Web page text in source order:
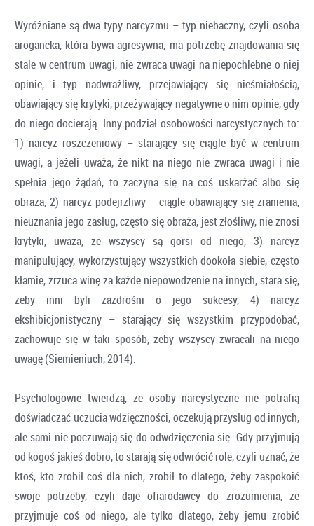
Wyróżniane są dwa typy narcyzmu – typ niebaczny, czyli osoba
arogancka, która bywa agresywna, ma potrzebę znajdowania się
stale w centrum uwagi, nie zwraca uwagi na niepochlebne o niej
opinie, i typ nadwrażliwy, przejawiający się nieśmiałością,
obawiający się krytyki, przeżywający negatywne o nim opinie, gdy
do niego docierają. Inny podział osobowości narcystycznych to:
1) narcyz roszczeniowy – starający się ciągle być w centrum
uwagi, a jeżeli uważa, że nikt na niego nie zwraca uwagi i nie
spełnia jego żądań, to zaczyna się na coś uskarżać albo się
obraża, 2) narcyz podejrzliwy – ciągle obawiający się zranienia,
nieuznania jego zasług, często się obraża, jest złośliwy, nie znosi
krytyki, uważa, że wszyscy są gorsi od niego, 3) narcyz
manipulujący, wykorzystujący wszystkich dookoła siebie, często
kłamie, zrzuca winę za każde niepowodzenie na innych, stara się,
żeby inni byli zazdrośni o jego sukcesy, 4) narcyz
ekshibicjonistyczny – starający się wszystkim przypodobać,
zachowuje się w taki sposób, żeby wszyscy zwracali na niego
uwagę (Siemieniuch, 2014).
Psychologowie twierdzą, że osoby narcystyczne nie potrafią
doświadczać uczucia wdzięczności, oczekują przysług od innych,
ale sami nie poczuwają się do odwdzięczenia się. Gdy przyjmują
od kogoś jakieś dobro, to starają się odwrócić role, czyli uznać, że
ktoś, kto zrobił coś dla nich, zrobił to dlatego, żeby zaspokoić
swoje potrzeby, czyli daje ofiarodawcy do zrozumienia, że
przyjmuje coś od niego, ale tylko dlatego, żeby jemu zrobić